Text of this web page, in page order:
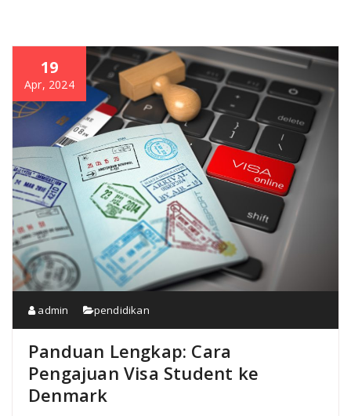
19
Apr, 2024
admin pendidikan
Panduan Lengkap: Cara
Pengajuan Visa Student ke
Denmark